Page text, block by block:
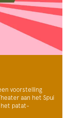
voorstelling
aan het Spui
het patat-